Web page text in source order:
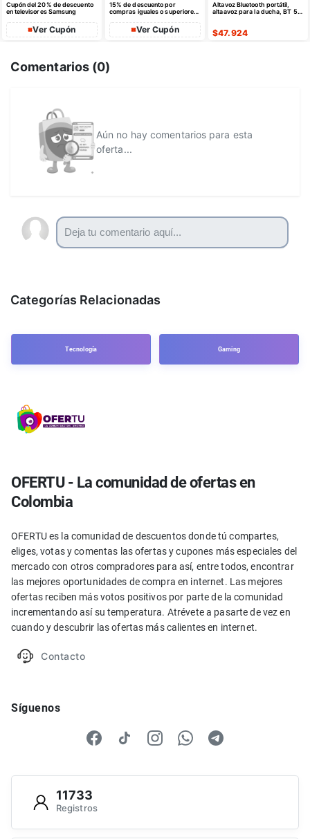
Cupón del 20% de descuento
en televisores Samsung
Ver Cupón
15% de descuento por
compras iguales o superiores
de dto
Ver Cupón
Altavoz Bluetooth portátil,
altaavoz para la ducha, BT 5.4
$47.924
Comentarios (0)
Aún no hay comentarios para esta
oferta...
Categorías Relacionadas
Tecnología Gaming
OFERTU - La comunidad de ofertas en
Colombia
OFERTU es la comunidad de descuentos donde tú compartes,
eliges, votas y comentas las ofertas y cupones más especiales del
mercado con otros compradores para así, entre todos, encontrar
las mejores oportunidades de compra en internet. Las mejores
ofertas reciben más votos positivos por parte de la comunidad
incrementando así su temperatura. Atrévete a pasarte de vez en
cuando y descubrir las ofertas más calientes en internet.
Contacto
Síguenos
11733
Registros